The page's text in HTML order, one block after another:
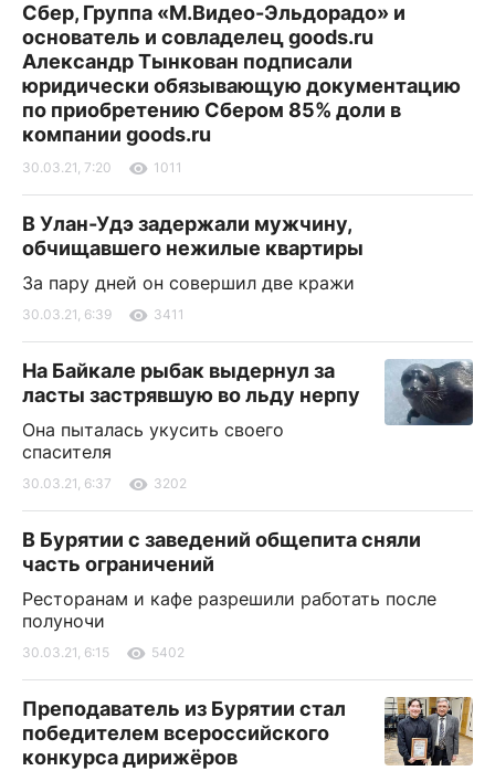
Сбер, Группа «М.Видео-Эльдорадо» и
основатель и совладелец goods.ru
Александр Тынкован подписали
юридически обязывающую документацию
по приобретению Сбером 85% доли в
компании goods.ru
30.03.21, 7:20 1011
В Улан-Удэ задержали мужчину,
обчищавшего нежилые квартиры
За пару дней он совершил две кражи
30.03.21, 6:39 3411
На Байкале рыбак выдернул за
ласты застрявшую во льду нерпу
Она пыталась укусить своего
спасителя
30.03.21, 6:37 3202
В Бурятии с заведений общепита сняли
часть ограничений
Ресторанам и кафе разрешили работать после
полуночи
30.03.21, 6:15 5402
Преподаватель из Бурятии стал
победителем всероссийского
конкурса дирижёров